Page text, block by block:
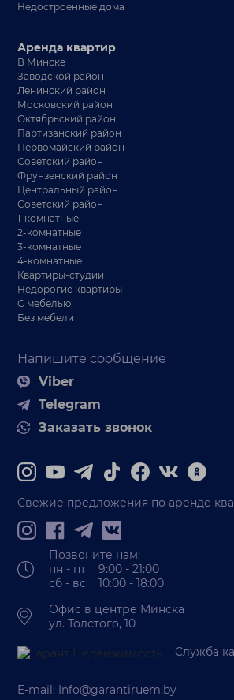
Недостроенные дома
Напишите сообщение
Viber
Telegram
Заказать звонок
Аренда квартир
В Минске
Заводской район
Ленинский район
Московский район
Октябрьский район
Партизанский район
Первомайский район
Советский район
Фрунзенский район
Центральный район
Советский район
1-комнатные
2-комнатные
3-комнатные
4-комнатные
Квартиры-студии
Недорогие квартиры
С мебелью
Без мебели
Свежие предложения по аренде
Позвоните нам:
пн - пт 9:00 - 21:00
сб - вс 10:00 - 18:00
Офис в центре Минска
ул. Толстого, 10
Служба
E-mail: Info@garantiruem.by